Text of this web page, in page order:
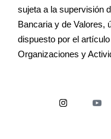
sujeta a la supervisión
Bancaria y de Valores,
dispuesto por el
Organizaciones y